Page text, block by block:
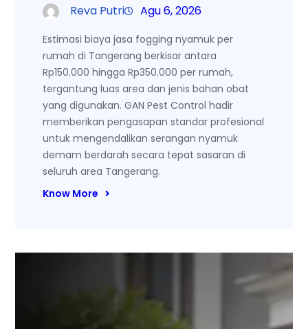
Reva Putri Agu 6, 2026
Estimasi biaya jasa fogging nyamuk per
rumah di Tangerang berkisar antara
Rp150.000 hingga Rp350.000 per rumah,
tergantung luas area dan jenis bahan obat
yang digunakan. GAN Pest Control hadir
memberikan pengasapan standar profesional
untuk mengendalikan serangan nyamuk
demam berdarah secara tepat sasaran di
seluruh area Tangerang.
Know More